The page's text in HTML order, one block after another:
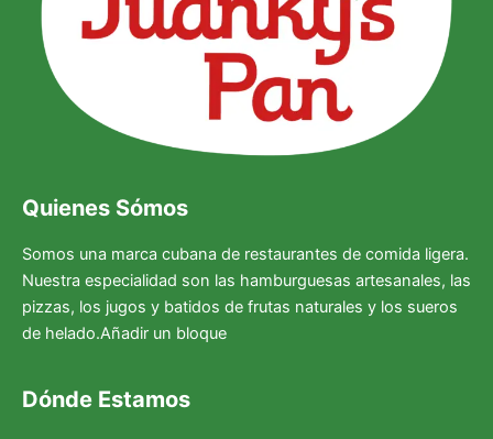
Quienes Sómos
Somos una marca cubana de restaurantes de comida ligera.
Nuestra especialidad son las hamburguesas artesanales, las
pizzas, los jugos y batidos de frutas naturales y los sueros
de helado.Añadir un bloque
Dónde Estamos